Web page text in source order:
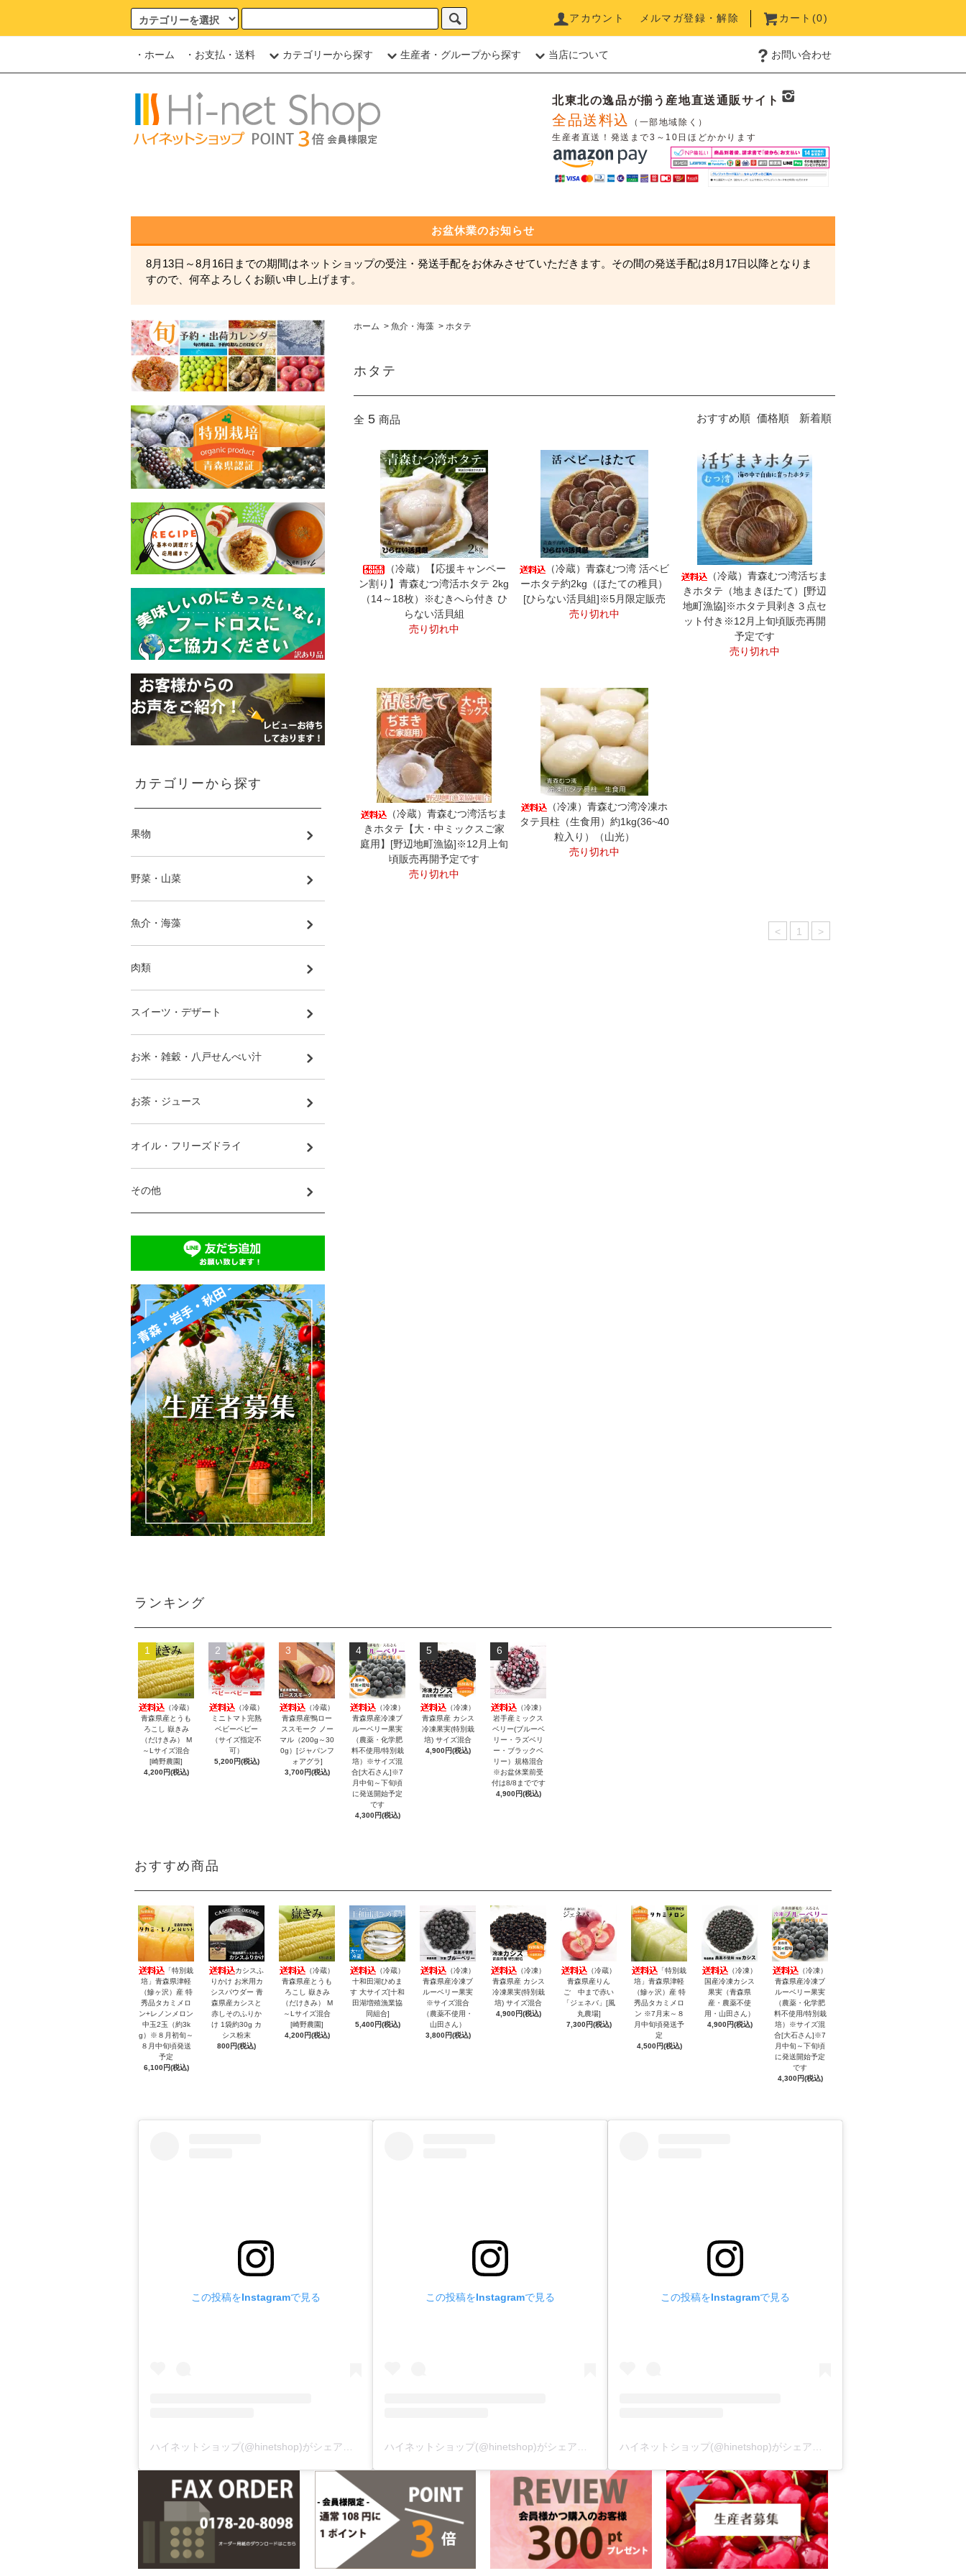
アカウント メルマガ登録・解除 カート(0)
・ホーム ・お支払・送料 カテゴリーから探す 生産者・グループから探す 当店について お問い合わせ
北東北の逸品が揃う産地直送通販サイト
全品送料込
（一部地域除く）
生産者直送！発送まで3～10日ほどかかります
お盆休業のお知らせ
8月13日～8月16日までの期間はネットショップの受注・発送手配をお休みさせていただきます。その間の発送手配は8月17日以降となりま
すので、何卒よろしくお願い申し上げます。
ホーム > 魚介・海藻 > ホタテ
ホタテ
全 5 商品 おすすめ順 価格順 新着順
（冷蔵）【応援キャンペー
ン割り】青森むつ湾活ホタテ 2kg
（14～18枚）※むきへら付き ひ
らない活貝組
売り切れ中
（冷蔵）青森むつ湾 活ベビ
ーホタテ約2kg（ほたての稚貝）
[ひらない活貝組]※5月限定販売
売り切れ中
（冷蔵）青森むつ湾活ぢま
きホタテ（地まきほたて）[野辺
地町漁協]※ホタテ貝剥き３点セ
ット付き※12月上旬頃販売再開
予定です
売り切れ中
（冷蔵）青森むつ湾活ぢま
きホタテ【大・中ミックスご家
庭用】[野辺地町漁協]※12月上旬
頃販売再開予定です
売り切れ中
（冷凍）青森むつ湾冷凍ホ
タテ貝柱（生食用）約1kg(36~40
粒入り）（山光）
売り切れ中
< 1 >
カテゴリーから探す
果物
野菜・山菜
魚介・海藻
肉類
スイーツ・デザート
お米・雑穀・八戸せんべい汁
お茶・ジュース
オイル・フリーズドライ
その他
ランキング
1
（冷蔵）
青森県産とうも
ろこし 嶽きみ
（だけきみ） M
～Lサイズ混合
[崎野農園]
4,200円(税込)
2
（冷蔵）
ミニトマト完熟
ベビーベビー
（サイズ指定不
可）
5,200円(税込)
3
（冷蔵）
青森県産鴨ロー
ススモーク ノー
マル（200g～30
0g）[ジャパンフ
ォアグラ]
3,700円(税込)
4
（冷凍）
青森県産冷凍ブ
ルーベリー果実
（農薬・化学肥
料不使用/特別栽
培）※サイズ混
合[大石さん]※7
月中旬～下旬頃
に発送開始予定
です
4,300円(税込)
5
（冷凍）
青森県産 カシス
冷凍果実(特別栽
培) サイズ混合
4,900円(税込)
6
（冷凍）
岩手産ミックス
ベリー(ブルーベ
リー・ラズベリ
ー・ブラックベ
リー）規格混合
※お盆休業前受
付は8/8までです
4,900円(税込)
おすすめ商品
「特別栽
培」青森県津軽
（鰺ヶ沢）産 特
秀品タカミメロ
ン+レノンメロン
中玉2玉（約3k
g）※８月初旬～
８月中旬頃発送
予定
6,100円(税込)
カシスふ
りかけ お米用カ
シスパウダー 青
森県産カシスと
赤しそのふりか
け 1袋約30g カ
シス粉末
800円(税込)
（冷蔵）
青森県産とうも
ろこし 嶽きみ
（だけきみ） M
～Lサイズ混合
[崎野農園]
4,200円(税込)
（冷蔵）
十和田湖ひめま
す 大サイズ[十和
田湖増殖漁業協
同組合]
5,400円(税込)
（冷凍）
青森県産冷凍ブ
ルーベリー果実
※サイズ混合
（農薬不使用・
山田さん）
3,800円(税込)
（冷凍）
青森県産 カシス
冷凍果実(特別栽
培) サイズ混合
4,900円(税込)
（冷蔵）
青森県産りん
ご 中まで赤い
「ジェネバ」[風
丸農場]
7,300円(税込)
「特別栽
培」青森県津軽
（鰺ヶ沢）産 特
秀品タカミメロ
ン ※7月末～８
月中旬頃発送予
定
4,500円(税込)
（冷凍）
国産冷凍カシス
果実（青森県
産・農薬不使
用・山田さん）
4,900円(税込)
（冷凍）
青森県産冷凍ブ
ルーベリー果実
（農薬・化学肥
料不使用/特別栽
培）※サイズ混
合[大石さん]※7
月中旬～下旬頃
に発送開始予定
です
4,300円(税込)
この投稿をInstagramで見る
ハイネットショップ(@hinetshop)がシェアした投稿
この投稿をInstagramで見る
ハイネットショップ(@hinetshop)がシェアした投稿
この投稿をInstagramで見る
ハイネットショップ(@hinetshop)がシェアした投稿